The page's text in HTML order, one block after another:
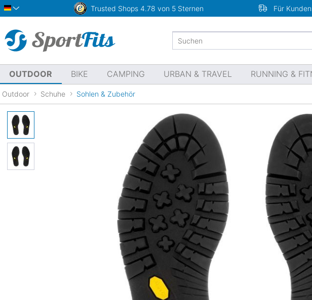
Deutsch Trusted Shops 4.78 von 5 Sternen Für
OUTDOOR BIKE CAMPING URBAN & TRAVEL RUNNING &
Outdoor Schuhe Sohlen & Zubehör